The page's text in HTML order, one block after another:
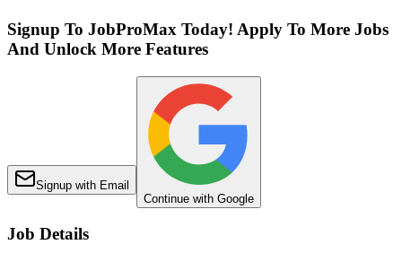
Signup To JobProMax Today! Apply To More Jobs
And Unlock More Features
Signup with Email
Continue with Google
Job Details